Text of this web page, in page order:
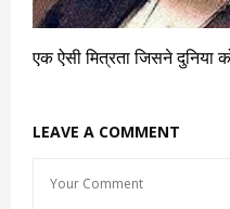
एक ऐसी मित्रता जिसने दुनिया
LEAVE A COMMENT